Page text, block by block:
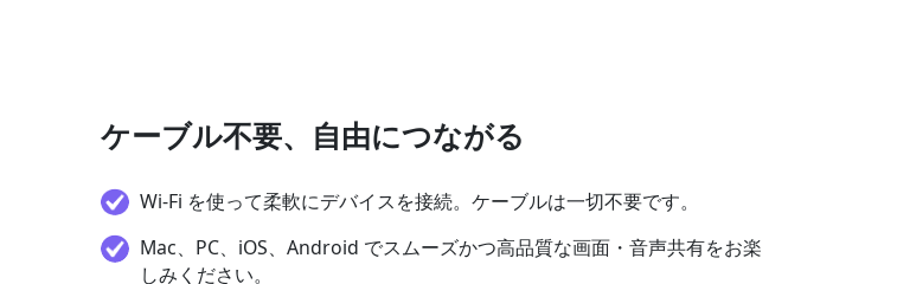
ケーブル不要、自由につながる
Wi-Fi を使って柔軟にデバイスを接続。ケーブルは一切不要です。
Mac、PC、iOS、Android でスムーズかつ高品質な画面・音声共有をお楽
しみください。